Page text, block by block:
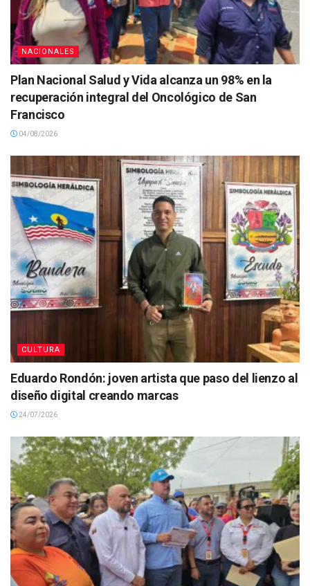
NACIONALES
Plan Nacional Salud y Vida alcanza un 98% en la
recuperación integral del Oncológico de San
Francisco
04/08/2026
CULTURA
Eduardo Rondón: joven artista que paso del lienzo al
diseño digital creando marcas
24/07/2026